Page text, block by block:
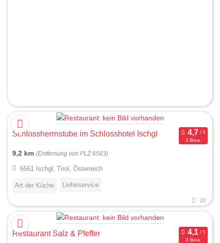
Schlossherrnstube im Schlosshotel Ischgl
3 Bew.
9,2 km (Entfernung von PLZ 6563)
6561 Ischgl, Tirol, Österreich
Art der Küche Lieferservice
20
Restaurant Salz & Pfeffer
3 Bew.